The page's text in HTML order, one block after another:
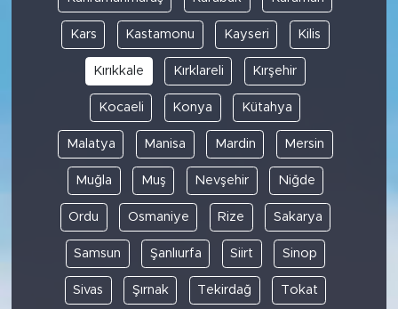
Kars Kastamonu Kayseri Kilis
Kırıkkale Kırklareli Kırşehir
Kocaeli Konya Kütahya
Malatya Manisa Mardin Mersin
Muğla Muş Nevşehir Niğde
Ordu Osmaniye Rize Sakarya
Samsun Şanlıurfa Siirt Sinop
Sivas Şırnak Tekirdağ Tokat